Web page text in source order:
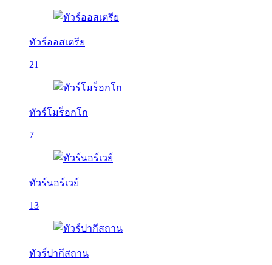
ทัวร์ออสเตรีย
21
ทัวร์โมร็อกโก
7
ทัวร์นอร์เวย์
13
ทัวร์ปากีสถาน